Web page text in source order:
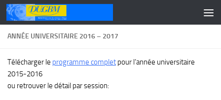
Skip to content
ANNÉE UNIVERSITAIRE 2016 – 2017
Télécharger le programme complet pour l’année universitaire
2015-2016
ou retrouver le détail par session: